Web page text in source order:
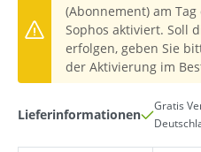
(Abonnement) am
Sophos aktiviert. Soll
erfolgen, geben Sie
der Aktivierung im
Lieferinformationen
Gratis